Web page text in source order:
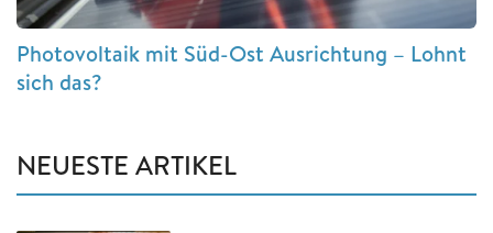
Photovoltaik mit Süd-Ost Ausrichtung – Lohnt
sich das?
NEUESTE ARTIKEL